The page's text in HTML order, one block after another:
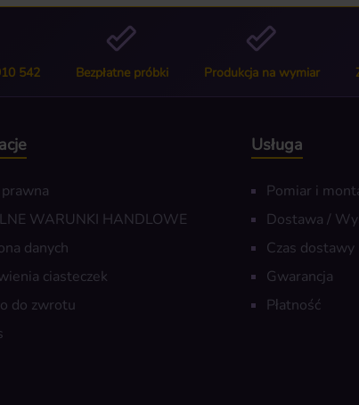
542 Bezpłatne próbki Produkcja na wymiar
WARUNKI HANDLOWE
danych
ciasteczek
do zwrotu
Usługa
Pomiar i
Dostawa /
Czas dostawy
Gwarancja
Płatność